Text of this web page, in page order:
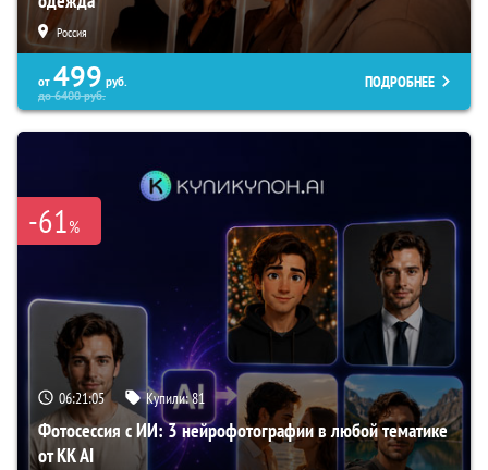
Россия
от 499 руб.
до6400руб.
ПОДРОБНЕЕ
-61%
06:21:04 Купили:81
Фотосессия с ИИ: 3 нейрофотографии в любой тематике
от KK AI